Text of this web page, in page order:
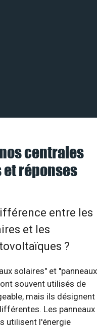
centrales
réponses
entre les
et les
?
solaires" et "panneaux
souvent utilisés de
mais ils désignent
Les panneaux
utilisent l'énergie